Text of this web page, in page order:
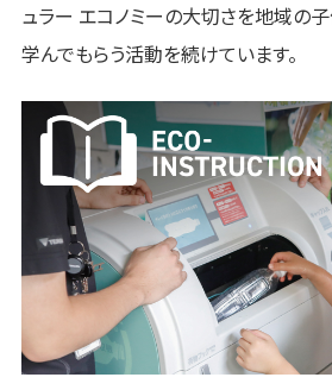
ュラー エコノミーの大切さを地域の
学んでもらう活動を続けています。